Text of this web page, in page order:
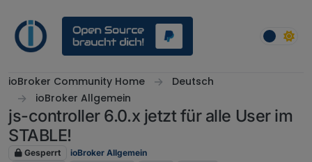
ioBroker Community Home
Deutsch
ioBroker Allgemein
js-controller 6.0.x jetzt für alle User im
STABLE!
Gesperrt
ioBroker Allgemein